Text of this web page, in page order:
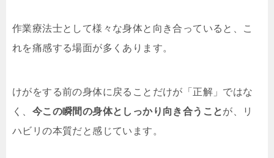
作業療法士として様々な身体と向き合っていると、こ
れを痛感する場面が多くあります。
けがをする前の身体に戻ることだけが「正解」ではな
く、 今この瞬間の身体としっかり向き合うことが、リ
ハビリの本質だと感じています。